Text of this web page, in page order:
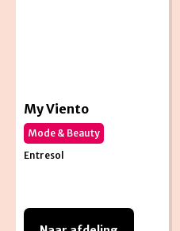
My Viento
Mode & Beauty
Entresol